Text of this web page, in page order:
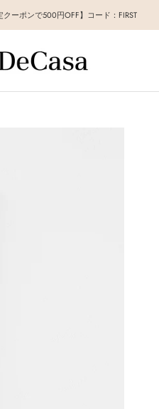
クーポンで500円OFF】コード：FIRST